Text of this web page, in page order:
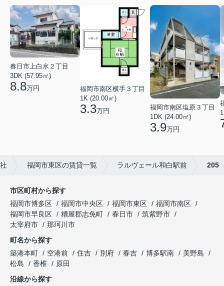
春日市上白水２丁目
3DK (57.95㎡)
8.8万円
福岡市南区横手３丁目
1K (20.00㎡)
3.3万円
福岡市南区塩原３丁目
1DK (24.00㎡)
3.9万円
福岡市東区の賃貸一覧 ラルヴェール和白駅前 205
市区町村から探す
福岡市博多区
福岡市中央区 福岡市東区
福岡市南区
福岡市早良区
糟屋郡志免町 春日市
筑紫野市
太宰府市
那珂川市
町名から探す
築港本町
空港前 住吉 別府 春吉 博多駅南
美野島
松島
香椎
原田
沿線から探す